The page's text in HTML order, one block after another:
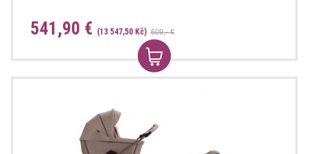
541,90 € (13 547,50 Kč) 609,- €